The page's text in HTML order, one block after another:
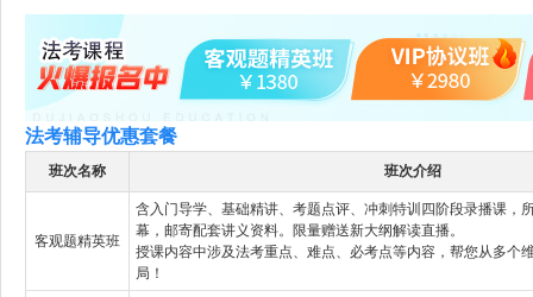
法考辅导优惠套餐
班次名称 班次介绍
客观题精英班
含入门导学、基础精讲、考题点评、冲刺特训四阶段录播课，
幕，邮寄配套讲义资料。限量赠送新大纲解读直播。
授课内容中涉及法考重点、难点、必考点等内容，帮您从多个
局！